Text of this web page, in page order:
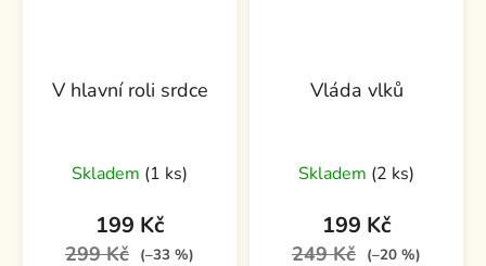
V hlavní roli srdce
hodnocení
produktu
Skladem (1 ks)
199 Kč
299 Kč (–33 %)
Vláda vlků
Skladem (2 ks)
199 Kč
249 Kč (–20 %)